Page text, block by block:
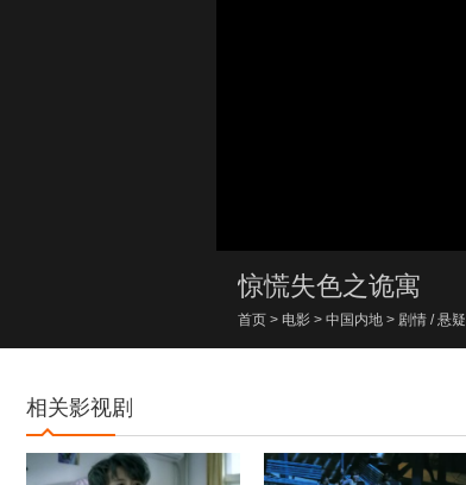
惊慌失色之诡寓
首页 > 电影 > 中国内地 > 剧情 / 悬疑
相关影视剧